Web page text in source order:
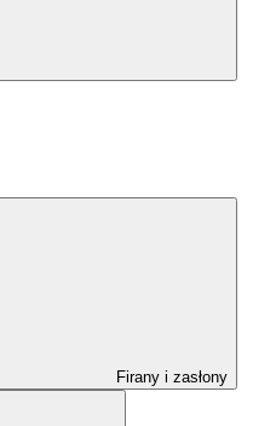
Firany i zasłony